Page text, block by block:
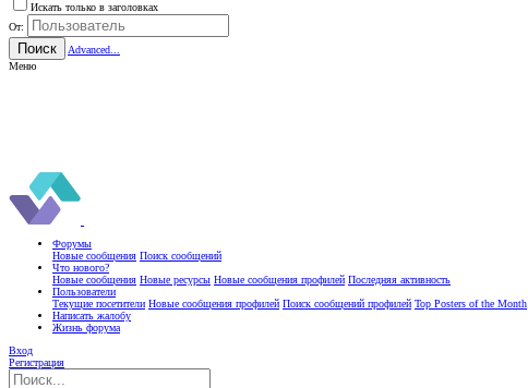
Искать только в заголовках
От:
Поиск
Advanced...
Меню
Форумы
Новые сообщения Поиск сообщений
Что нового?
Новые сообщения Новые ресурсы Новые сообщения профилей Последняя активность
Пользователи
Текущие посетители Новые сообщения профилей Поиск сообщений профилей Top Posters of the Month
Написать жалобу
Жизнь форума
Вход
Регистрация